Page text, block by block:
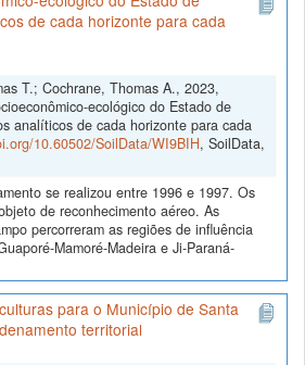
de cada horizonte para cada
T.; Cochrane, Thomas A., 2023,
ecológico do Estado de
analíticos de cada horizonte para cada
10.60502/SoilData/WI9BIH, SoilData,
se realizou entre 1996 e 1997. Os
de reconhecimento aéreo. As
percorreram as regiões de influência
Mamoré-Madeira e Ji-Paraná-
para o Município de Santa
territorial